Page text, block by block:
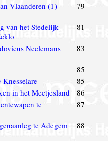
Vlaanderen (1) 79
van het Stedelijk
81
Neelemans
83
85
Knesselare
85
in het Meetjesland
86
te
87
te Adegem 88